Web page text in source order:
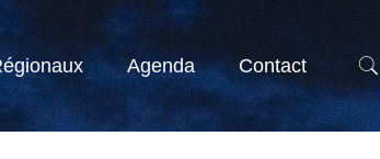
Agenda Contact